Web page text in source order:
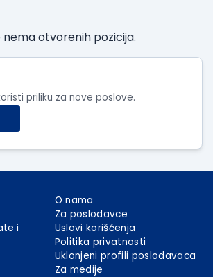
otvorenih pozicija.
priliku za nove poslove.
i
O nama
Za poslodavce
Uslovi korišćenja
Politika privatnosti
Uklonjeni profili poslodavaca
Za medije